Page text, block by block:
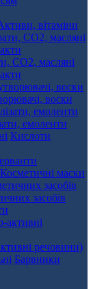
вітаміни
СО2, масляні
воски
емоленти
Кислоти
Косметичні маски
засобів
речовини)
Барвники